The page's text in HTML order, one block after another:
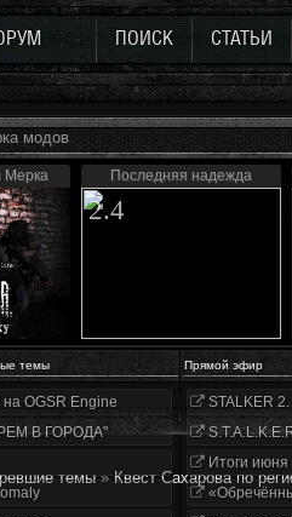
ПОИСК СТАТЬИ
модов
Мерка Последняя надежда
2.4
темы Прямой эфир
OGSR Engine
В ГОРОДА"
STALKER
Итоги
темы » Квест Сахарова по